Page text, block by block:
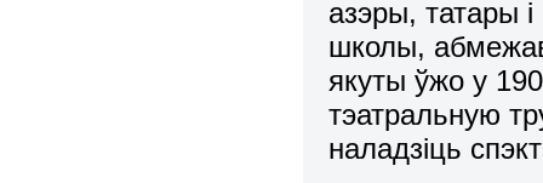
азэры, татары і
школы,
якуты ўжо у
тэатральную
наладзіць